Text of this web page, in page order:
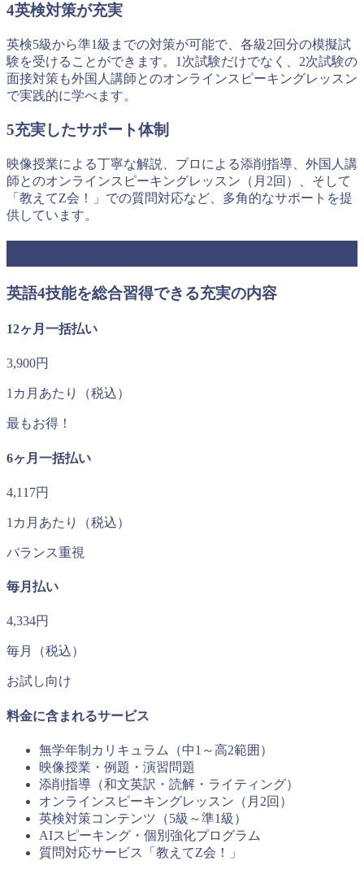
4英検対策が充実
英検5級から準1級までの対策が可能で、各級2回分の模擬試
験を受けることができます。1次試験だけでなく、2次試験の
面接対策も外国人講師とのオンラインスピーキングレッスン
で実践的に学べます。
5充実したサポート体制
映像授業による丁寧な解説、プロによる添削指導、外国人講
師とのオンラインスピーキングレッスン（月2回）、そして
「教えてZ会！」での質問対応など、多角的なサポートを提
供しています。
英語4技能を総合習得できる充実の内容
12ヶ月一括払い
3,900円
1カ月あたり（税込）
最もお得！
6ヶ月一括払い
4,117円
1カ月あたり（税込）
バランス重視
毎月払い
4,334円
毎月（税込）
お試し向け
料金に含まれるサービス
無学年制カリキュラム（中1～高2範囲）
映像授業・例題・演習問題
添削指導（和文英訳・読解・ライティング）
オンラインスピーキングレッスン（月2回）
英検対策コンテンツ（5級～準1級）
AIスピーキング・個別強化プログラム
質問対応サービス「教えてZ会！」